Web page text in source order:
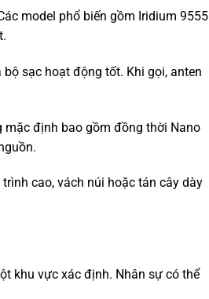
model phổ biến gồm Iridium 9555
sạc hoạt động tốt. Khi gọi, anten
mặc định bao gồm đồng thời Nano
cao, vách núi hoặc tán cây dày
khu vực xác định. Nhân sự có thể